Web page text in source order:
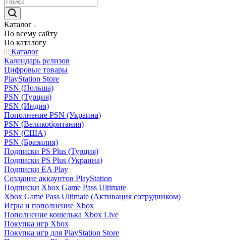
Каталог
По всему сайту
По каталогу
Каталог
Календарь релизов
Цифровые товары
PlayStation Store
PSN (Польша)
PSN (Турция)
PSN (Индия)
Пополнение PSN (Украина)
PSN (Великобритания)
PSN (США)
PSN (Бразилия)
Подписки PS Plus (Турция)
Подписки PS Plus (Украина)
Подписки EA Play
Создание аккаунтов PlayStation
Подписки Xbox Game Pass Ultimate
Xbox Game Pass Ultimate (Активация сотрудником)
Игры и пополнение Xbox
Пополнение кошелька Xbox Live
Покупка игр Xbox
Покупка игр для PlayStation Store